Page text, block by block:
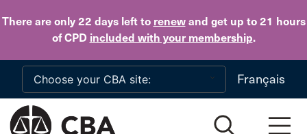
There are only 22 daysleft to renewand get up to 21 hours
of CPD included with your membership.
Skip to main content
Français